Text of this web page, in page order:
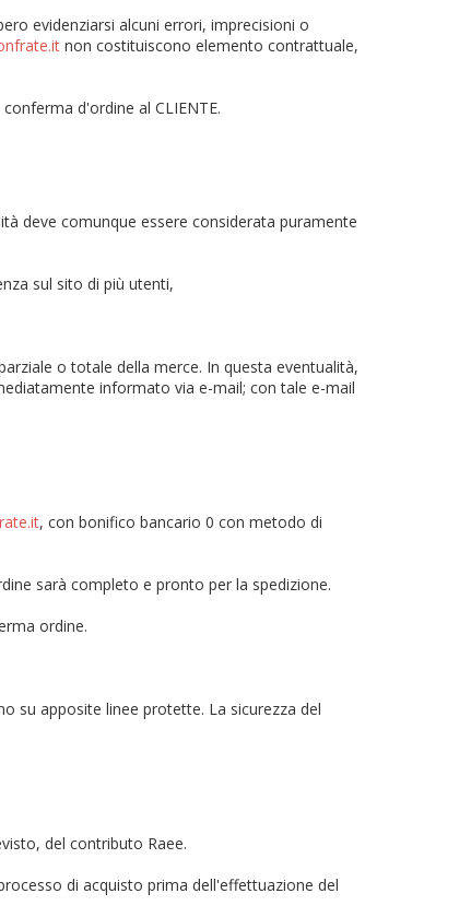
evidenziarsi alcuni errori, imprecisioni o
non costituiscono elemento contrattuale,
d'ordine al CLIENTE.
deve comunque essere considerata puramente
sul sito di più utenti,
o totale della merce. In questa eventualità,
informato via e-mail; con tale e-mail
, con bonifico bancario 0 con metodo di
sarà completo e pronto per la spedizione.
ordine.
su apposite linee protette. La sicurezza del
del contributo Raee.
di acquisto prima dell'effettuazione del